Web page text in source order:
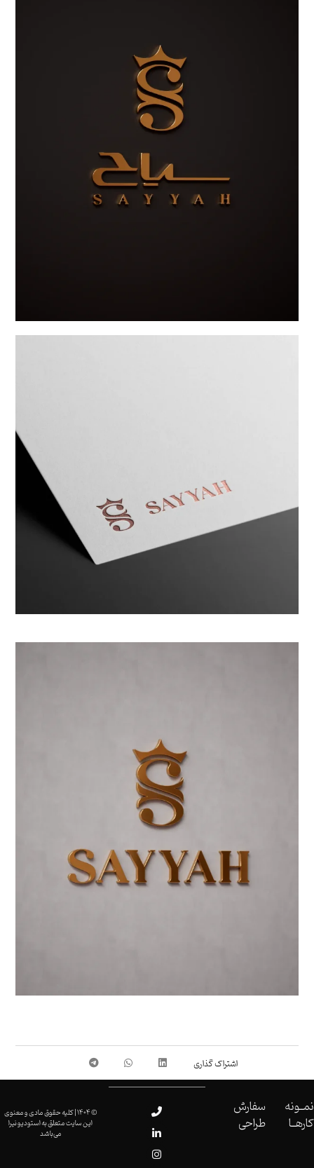
نمــونه
کارهــا
سفارش
طراحی
© 1404 | کلیه حقوق مادی و معنوی
این سایت متعلق به استودیو نیرا
می‌باشد